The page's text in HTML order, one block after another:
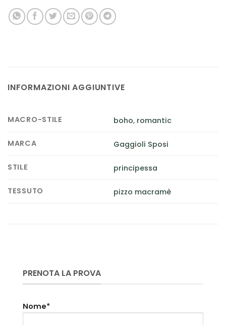
INFORMAZIONI AGGIUNTIVE
MACRO-STILE boho, romantic
MARCA Gaggioli Sposi
STILE principessa
TESSUTO pizzo macramè
PRENOTA LA PROVA
Nome*